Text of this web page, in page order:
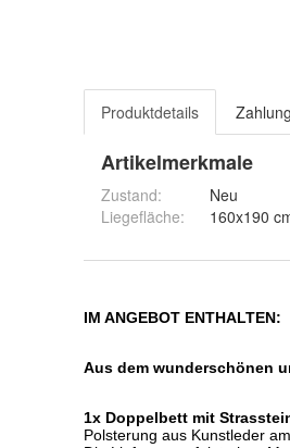
Produktdetails
Artikelmerkmale
Zustand:
Neu
Liegefläche: